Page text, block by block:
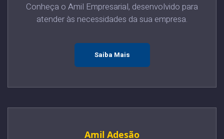
Conheça o Amil Empresarial, desenvolvido para
atender às necessidades da sua empresa.
Saiba Mais
Amil Adesão